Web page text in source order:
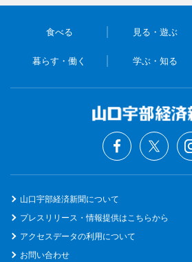
食べる 見る・遊ぶ
暮らす・働く 学ぶ・知る
山口宇部経済新聞について
プレスリリース・情報提供はこちらから
アクセスデータの利用について
お問い合わせ